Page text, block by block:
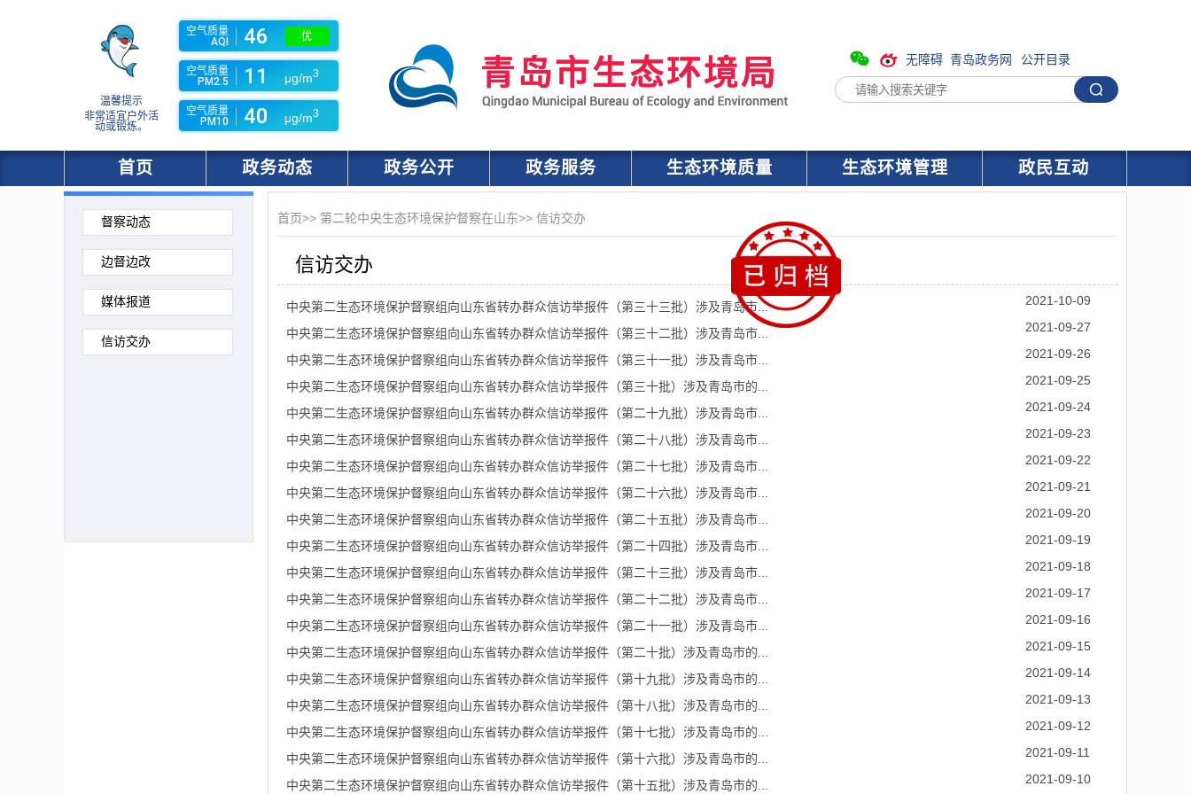
温馨提示
非常适宜户外活
动或锻炼。
空气质量
AQI
46 优
空气质量
PM2.5
11 μg/m3
空气质量
PM10
40 μg/m3
无障碍 青岛政务网 公开目录
首页 政务动态 政务公开 政务服务 生态环境质量 生态环境管理 政民互动
首页>> 第二轮中央生态环境保护督察在山东>> 信访交办
信访交办
中央第二生态环境保护督察组向山东省转办群众信访举报件（第三十三批）涉及青岛市... 2021-10-09
中央第二生态环境保护督察组向山东省转办群众信访举报件（第三十二批）涉及青岛市... 2021-09-27
中央第二生态环境保护督察组向山东省转办群众信访举报件（第三十一批）涉及青岛市... 2021-09-26
中央第二生态环境保护督察组向山东省转办群众信访举报件（第三十批）涉及青岛市的... 2021-09-25
中央第二生态环境保护督察组向山东省转办群众信访举报件（第二十九批）涉及青岛市... 2021-09-24
中央第二生态环境保护督察组向山东省转办群众信访举报件（第二十八批）涉及青岛市... 2021-09-23
中央第二生态环境保护督察组向山东省转办群众信访举报件（第二十七批）涉及青岛市... 2021-09-22
中央第二生态环境保护督察组向山东省转办群众信访举报件（第二十六批）涉及青岛市... 2021-09-21
中央第二生态环境保护督察组向山东省转办群众信访举报件（第二十五批）涉及青岛市... 2021-09-20
中央第二生态环境保护督察组向山东省转办群众信访举报件（第二十四批）涉及青岛市... 2021-09-19
中央第二生态环境保护督察组向山东省转办群众信访举报件（第二十三批）涉及青岛市... 2021-09-18
中央第二生态环境保护督察组向山东省转办群众信访举报件（第二十二批）涉及青岛市... 2021-09-17
中央第二生态环境保护督察组向山东省转办群众信访举报件（第二十一批）涉及青岛市... 2021-09-16
中央第二生态环境保护督察组向山东省转办群众信访举报件（第二十批）涉及青岛市的... 2021-09-15
中央第二生态环境保护督察组向山东省转办群众信访举报件（第十九批）涉及青岛市的... 2021-09-14
中央第二生态环境保护督察组向山东省转办群众信访举报件（第十八批）涉及青岛市的... 2021-09-13
中央第二生态环境保护督察组向山东省转办群众信访举报件（第十七批）涉及青岛市的... 2021-09-12
中央第二生态环境保护督察组向山东省转办群众信访举报件（第十六批）涉及青岛市的... 2021-09-11
中央第二生态环境保护督察组向山东省转办群众信访举报件（第十五批）涉及青岛市的... 2021-09-10
督察动态
边督边改
媒体报道
信访交办